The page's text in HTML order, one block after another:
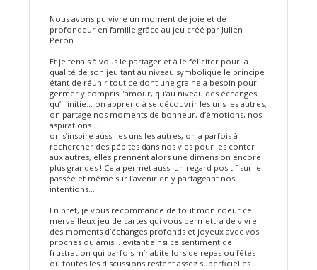
Nous avons pu vivre un moment de joie et de
profondeur en famille grâce au jeu créé par Julien
Peron
Et je tenais à vous le partager et à le féliciter pour la
qualité de son jeu tant au niveau symbolique le principe
étant de réunir tout ce dont une graine a besoin pour
germer y compris l’amour, qu’au niveau des échanges
qu’il initie… on apprend à se découvrir les uns les autres,
on partage nos moments de bonheur, d’émotions, nos
aspirations…
on s’inspire aussi les uns les autres, on a parfois à
rechercher des pépites dans nos vies pour les conter
aux autres, elles prennent alors une dimension encore
plus grandes ! Cela permet aussi un regard positif sur le
passée et même sur l’avenir en y partageant nos
intentions…
En bref, je vous recommande de tout mon coeur ce
merveilleux jeu de cartes qui vous permettra de vivre
des moments d’échanges profonds et joyeux avec vos
proches ou amis… évitant ainsi ce sentiment de
frustration qui parfois m’habite lors de repas ou fêtes
où toutes les discussions restent assez superficielles…